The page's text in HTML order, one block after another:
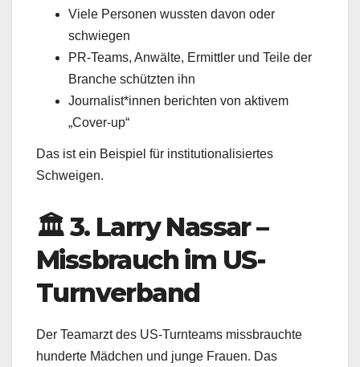
Viele Personen wussten davon oder
schwiegen
PR-Teams, Anwälte, Ermittler und Teile der
Branche schützten ihn
Journalist*innen berichten von aktivem
„Cover-up“
Das ist ein Beispiel für institutionalisiertes
Schweigen.
🏛️ 3. Larry Nassar –
Missbrauch im US-
Turnverband
Der Teamarzt des US-Turnteams missbrauchte
hunderte Mädchen und junge Frauen. Das